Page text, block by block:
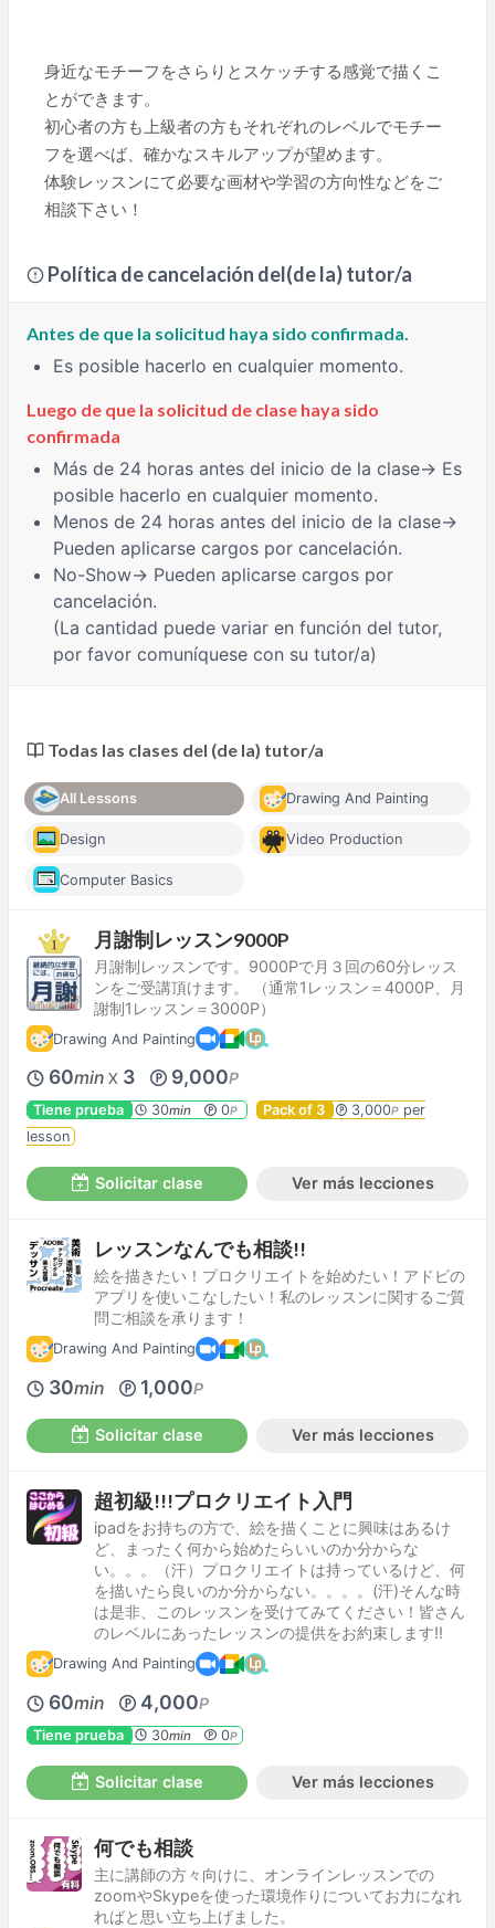
身近なモチーフをさらりとスケッチする感覚で描くこ
とができます。
初心者の方も上級者の方もそれぞれのレベルでモチー
フを選べば、確かなスキルアップが望めます。
体験レッスンにて必要な画材や学習の方向性などをご
相談下さい！
Política de cancelación del(de la) tutor/a
Antes de que la solicitud haya sido confirmada.
Es posible hacerlo en cualquier momento.
Luego de que la solicitud de clase haya sido
confirmada
Más de 24 horas antes del inicio de la clase→ Es
posible hacerlo en cualquier momento.
Menos de 24 horas antes del inicio de la clase→
Pueden aplicarse cargos por cancelación.
No-Show→ Pueden aplicarse cargos por
cancelación.
(La cantidad puede variar en función del tutor,
por favor comuníquese con su tutor/a)
Todas las clases del (de la) tutor/a
All Lessons Drawing And Painting
Design Video Production
Computer Basics
月謝制レッスン9000P
月謝制レッスンです。9000Pで月３回の60分レッス
ンをご受講頂けます。 （通常1レッスン＝4000P、月
謝制1レッスン＝3000P）
Drawing And Painting
60min X 3 9,000P
Tiene prueba 30min 0P Pack of 3 3,000Pper
lesson
Solicitar clase Ver más lecciones
レッスンなんでも相談!!
絵を描きたい！プロクリエイトを始めたい！アドビの
アプリを使いこなしたい！私のレッスンに関するご質
問ご相談を承ります！
Drawing And Painting
30min 1,000P
Solicitar clase Ver más lecciones
超初級!!!プロクリエイト入門
ipadをお持ちの方で、絵を描くことに興味はあるけ
ど、まったく何から始めたらいいのか分からな
い。。。（汗）プロクリエイトは持っているけど、何
を描いたら良いのか分からない。。。。(汗)そんな時
は是非、このレッスンを受けてみてください！皆さん
のレベルにあったレッスンの提供をお約束します!!
Drawing And Painting
60min 4,000P
Tiene prueba 30min 0P
Solicitar clase Ver más lecciones
何でも相談
主に講師の方々向けに、オンラインレッスンでの
zoomやSkypeを使った環境作りについてお力になれ
ればと思い立ち上げました。